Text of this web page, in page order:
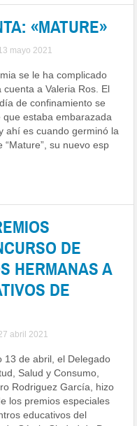
«MATURE»
mayo 2021
se le ha complicado
cuenta a Valeria Ros. El
de confinamiento se
que estaba embarazada
ahí es cuando germinó la
“Mature”, su nuevo esp
DE
HERMANAS A
DE
abril 2021
13 de abril, el Delegado
Salud y Consumo,
Rodriguez García, hizo
los premios especiales
educativos del